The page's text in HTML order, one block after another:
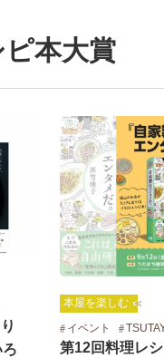
本大賞
本屋を楽しむ
イベント
第12回料理レ